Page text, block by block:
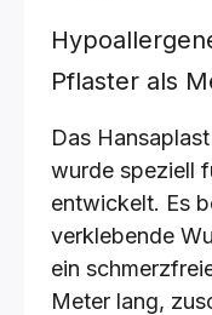
Pflaster als
Das
wurde speziell
entwickelt. Es
verklebende
ein
Meter lang,